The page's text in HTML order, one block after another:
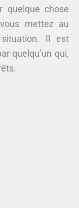
quelque chose
mettez au
Il est
quelqu’un qui,